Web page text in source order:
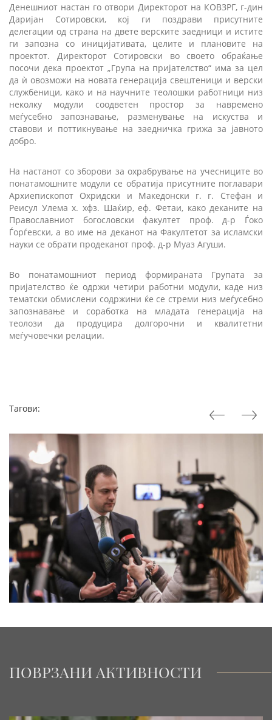
Денешниот настан го отвори Директорот на КОВЗРГ, г-дин
Даријан Сотировски, кој ги поздрави присутните
делегации од страна на двете верските заедници и истите
ги запозна со иницијативата, целите и плановите на
проектот. Директорот Сотировски во своето обраќање
посочи дека проектот „Група на пријателство“ има за цел
да ѝ овозможи на новата генерација свештеници и верски
службеници, како и на научните теолошки работници низ
неколку модули соодветен простор за навремено
меѓусебно запознавање, разменување на искуства и
ставови и поттикнување на заедничка грижа за јавното
добро.
На настанот со зборови за охрабрување на учесниците во
понатамошните модули се обратија присутните поглавари
Архиепископот Охридски и Македонски г. г. Стефан и
Реисул Улема х. хфз. Шаќир, еф. Фетаи, како деканите на
Православниот богословски факултет проф. д-р Ѓоко
Ѓорѓевски, а во име на деканот на Факултетот за исламски
науки се обрати продеканот проф. д-р Муаз Агуши.
Во понатамошниот период формираната Групата за
пријателство ќе одржи четири работни модули, каде низ
тематски обмислени содржини ќе се стреми низ меѓусебно
запознавање и соработка на младата генерација на
теолози да продуцира долгорочни и квалитетни
меѓучовечки релации.
Тагови:
ПОВРЗАНИ АКТИВНОСТИ